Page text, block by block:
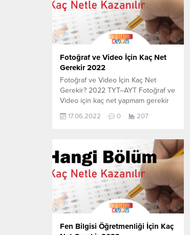
Fotoğraf ve Video İçin Kaç Net
Gerekir 2022
Fotoğraf ve Video İçin Kaç Net
Gerekir? 2022 TYT–AYT Fotoğraf ve
Video için kaç net yapmam gerekir
sorusunun cevabını aşağıdan
öğrenebilirsiniz. Bu veriler 2021
öğrencilerin yapmış olduğu netlerdir.
YÖKATLAS YKS-TYT Net Sihirbazı,
YKS-TYT Net Sihirbazı. Sayfamızdaki
verilerin tamamı YÖK tarafından
yayınlanmış olan en son güncel
netlerdir. YÖKATLAS-YÖK...
17.06.2022 0 207
Fen Bilgisi Öğretmenliği İçin Kaç